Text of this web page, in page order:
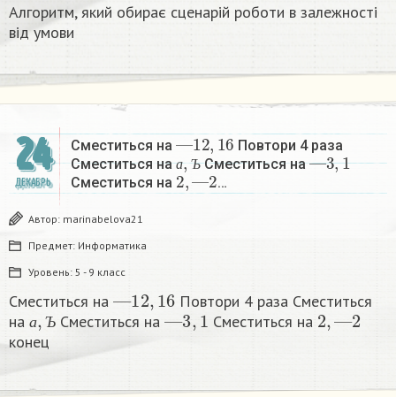
Алгоритм, який обирає сценарій роботи в залежності
від умови
24
ДЕКАБРЬ
Сместиться на
—12, 16
Повтори 4 раза
Сместиться наа Ъ
Ъ
Сместиться на
—3,1
Сместиться на
2, — 2
…
Автор: marinabelova21
Предмет: Информатика
Уровень: 5 - 9 класс
Сместиться на
12, 16
Повтори 4 раза Сместиться
на
а Ъ
а,Ъ
Сместиться на
— 3,1
Сместиться на
2,—2
конец